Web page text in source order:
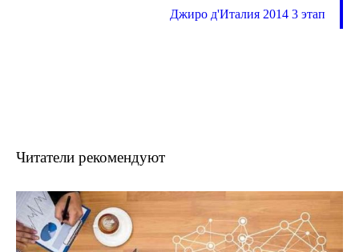
Джиро д'Италия 2014 3 этап
Читатели рекомендуют